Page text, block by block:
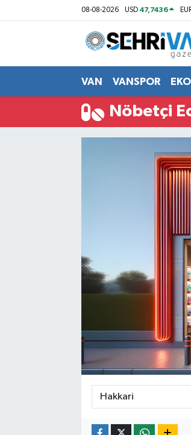
08-08-2026 USD 47,7436
VAN VANSPOR
Nöbetçi
Van Nöbetçi Eczaneler
Van Hava Durumu
VAN Namaz Vakitleri
Van Trafik Yoğunluk Haritası
Süper Lig Puan Durumu ve
Haber Arşivi